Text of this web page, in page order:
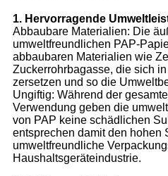
1. Hervorragende
Abbaubare Materialien: Die
umweltfreundlichen PAP-
abbaubaren Materialien wie
Zuckerrohrbagasse, die sich in
zersetzen und so die
Ungiftig: Während der
Verwendung geben die
von PAP keine schädlichen
entsprechen damit den hohen
umweltfreundliche
Haushaltsgeräteindustrie.